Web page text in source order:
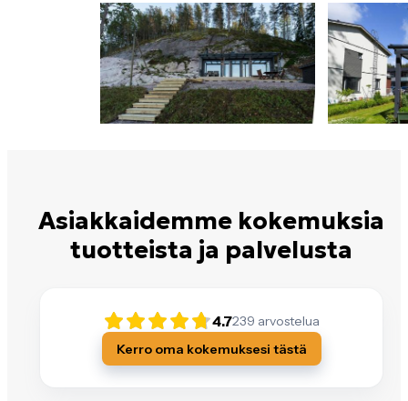
Asiakkaidemme kokemuksia
tuotteista ja palvelusta
4.7239 arvostelua
Kerro oma kokemuksesi tästä